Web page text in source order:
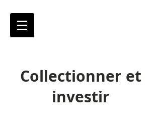
Collectionner et
investir